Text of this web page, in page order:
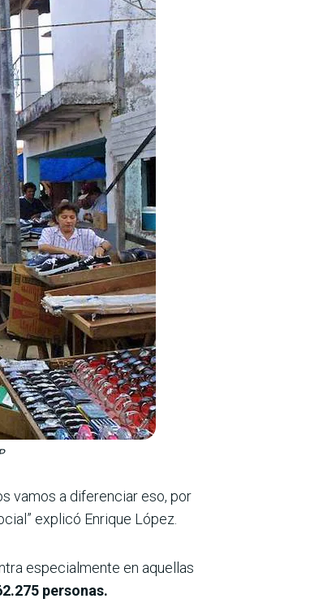
vamos a diferenciar eso, por
explicó Enrique López.
especialmente en aquellas
personas.